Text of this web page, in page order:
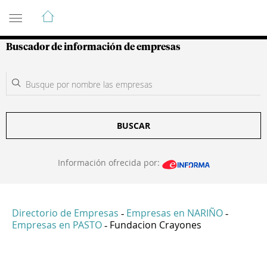
Guía de Empresas Colombianas
Buscador de información de empresas
BUSCAR
Información ofrecida por:
Directorio de Empresas - Empresas en NARIÑO -
Empresas en PASTO - Fundacion Crayones